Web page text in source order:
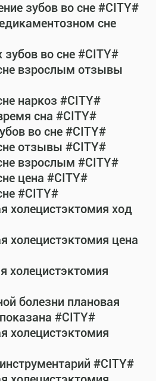
зубов во сне #CITY#
сне
во сне #CITY#
взрослым отзывы
наркоз #CITY#
сна #CITY#
во сне #CITY#
отзывы #CITY#
взрослым #CITY#
цена #CITY#
#CITY#
холецистэктомия ход
холецистэктомия цена
холецистэктомия
болезни плановая
#CITY#
холецистэктомия
#CITY#